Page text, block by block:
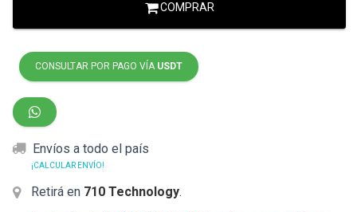
COMPRAR
CONSULTAR POR PAGO VÍA USDT
Envíos a todo el país
¡CALCULAR ENVÍO!
Retirá en 710 Technology.